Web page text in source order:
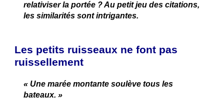
relativiser la portée ? Au petit jeu des citations,
les similarités sont intrigantes.
Les petits ruisseaux ne font pas
ruissellement
« Une marée montante soulève tous les
bateaux. »